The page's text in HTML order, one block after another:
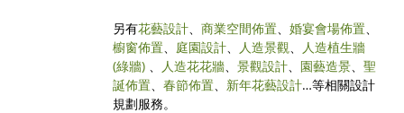
另有花藝設計、商業空間佈置、婚宴會場佈置、
櫥窗佈置、 庭園設計、 人造景觀、 人造植生牆
(綠牆) 、 人造花花牆、景觀設計、 園藝造景、聖
誕佈置、春節佈置、 新年花藝設計…等相關設計
規劃服務。